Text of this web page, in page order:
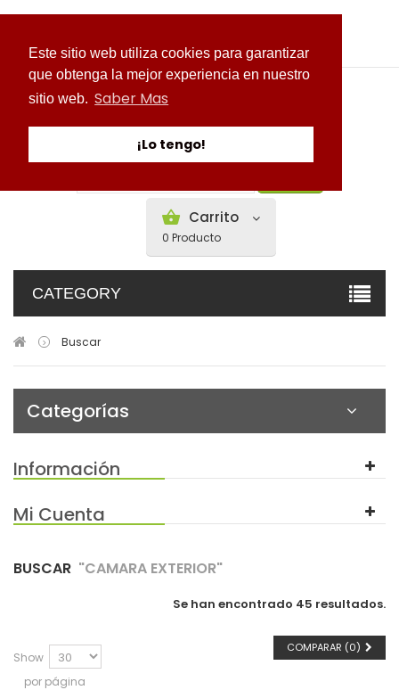
Este sitio web utiliza cookies para garantizar
que obtenga la mejor experiencia en nuestro
sitio web. Saber Mas
¡Lo tengo!
Carrito
0 Producto
CATEGORY
> Buscar
Categorías
Información
Mi Cuenta
BUSCAR "CAMARA EXTERIOR"
Se han encontrado 45 resultados.
Show
por página
COMPARAR (0)